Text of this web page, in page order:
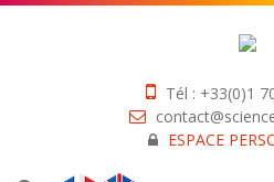
Tél : +33(0)1
ESPACE